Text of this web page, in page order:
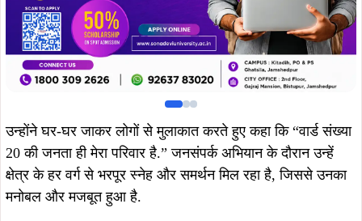
उन्होंने घर-घर जाकर लोगों से मुलाकात करते हुए कहा कि “वार्ड संख्या
20 की जनता ही मेरा परिवार है.” जनसंपर्क अभियान के दौरान उन्हें
क्षेत्र के हर वर्ग से भरपूर स्नेह और समर्थन मिल रहा है, जिससे उनका
मनोबल और मजबूत हुआ है.